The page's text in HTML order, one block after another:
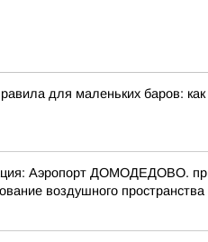
для маленьких баров:
Аэропорт ДОМОДЕДОВО.
воздушного